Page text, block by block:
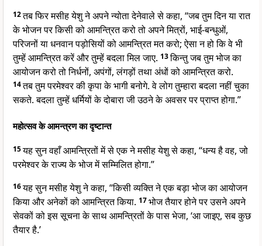
12तब फिर मसीह येशु ने अपने न्योता देनेवाले से कहा, “जब तुम दिन या रात
के भोजन पर किसी को आमन्त्रित करो तो अपने मित्रों, भाई-बन्धुओं,
परिजनों या धनवान पड़ोसियों को आमन्त्रित मत करो; ऐसा न हो कि वे भी
तुम्हें आमन्त्रित करें और तुम्हें बदला मिल जाए. 13किन्तु जब तुम भोज का
आयोजन करो तो निर्धनों, अपंगों, लंगड़ों तथा अंधों को आमन्त्रित करो.
14तब तुम परमेश्वर की कृपा के भागी बनोगे. वे लोग तुम्हारा बदला नहीं चुका
सकते. बदला तुम्हें धर्मियों के दोबारा जी उठने के अवसर पर प्राप्त होगा.”
महोत्सव के आमन्त्रण का दृष्टान्त
15यह सुन वहाँ आमन्त्रितों में से एक ने मसीह येशु से कहा, “धन्य है वह, जो
परमेश्वर के राज्य के भोज में सम्मिलित होगा.”
16यह सुन मसीह येशु ने कहा, “किसी व्यक्ति ने एक बड़ा भोज का आयोजन
किया और अनेकों को आमन्त्रित किया. 17भोज तैयार होने पर उसने अपने
सेवकों को इस सूचना के साथ आमन्त्रितों के पास भेजा, ‘आ जाइए, सब कुछ
तैयार है.’